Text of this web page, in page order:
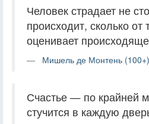
Человек страдает не
происходит, сколько от
оценивает
Мишель де Монтень (100+)
Счастье — по крайней
стучится в каждую